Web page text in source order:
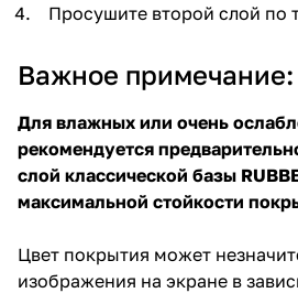
Просушите второй слой по
Важное примечание:
Для влажных или очень
рекомендуется
слой классической базы
максимальной стойкости
Цвет покрытия может
изображения на экране в